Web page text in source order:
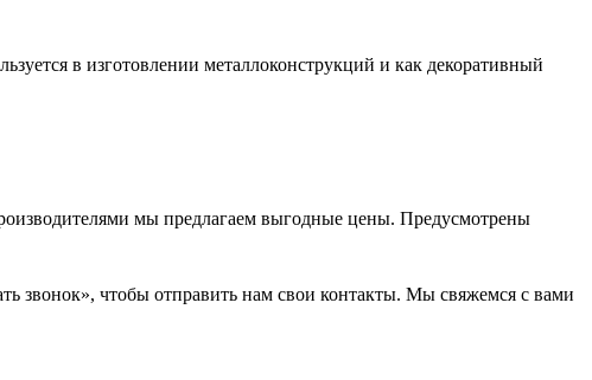
в изготовлении металлоконструкций и как декоративный
мы предлагаем выгодные цены. Предусмотрены
звонок», чтобы отправить нам свои контакты. Мы свяжемся с вами